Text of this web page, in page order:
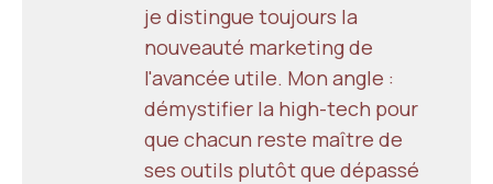
je distingue toujours la
nouveauté marketing de
l'avancée utile. Mon angle :
démystifier la high-tech pour
que chacun reste maître de
ses outils plutôt que dépassé